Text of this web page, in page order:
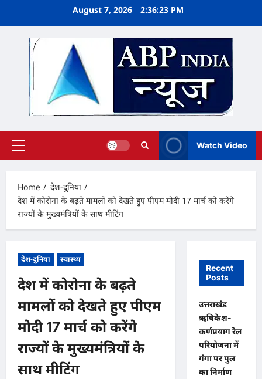
August 7, 2026 2:36:24 PM
Primary
Watch Video
Home
देश-दुनिया
देश में कोरोना के बढ़ते मामलों को देखते हुए पीएम मोदी 17 मार्च को करेंगे
राज्यों के मुख्यमंत्रियों के साथ मीटिंग
देश-दुनिया स्वास्थ्य
देश में कोरोना के बढ़ते
मामलों को देखते हुए पीएम
मोदी 17 मार्च को करेंगे
राज्यों के मुख्यमंत्रियों के
साथ मीटिंग
Recent
Posts
उत्तराखंड
ऋषिकेश-
कर्णप्रयाग रेल
परियोजना में
गंगा पर पुल
का निर्माण